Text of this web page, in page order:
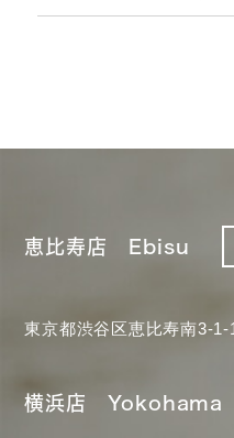
恵比寿店 Ebisu
東京都渋谷区恵比寿南3-
横浜店 Yokohama